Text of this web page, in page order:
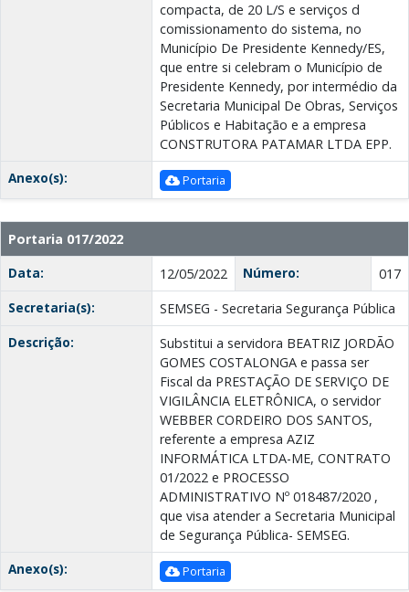
compacta, de 20 L/S e serviços d
comissionamento do sistema, no
Município De Presidente Kennedy/ES,
que entre si celebram o Município de
Presidente Kennedy, por intermédio da
Secretaria Municipal De Obras, Serviços
Públicos e Habitação e a empresa
CONSTRUTORA PATAMAR LTDA EPP.
Anexo(s):
Portaria
Portaria 017/2022
Data:
12/05/2022 Número:
017
Secretaria(s):
SEMSEG - Secretaria Segurança Pública
Descrição:
Substitui a servidora BEATRIZ JORDÃO
GOMES COSTALONGA e passa ser
Fiscal da PRESTAÇÃO DE SERVIÇO DE
VIGILÂNCIA ELETRÔNICA, o servidor
WEBBER CORDEIRO DOS SANTOS,
referente a empresa AZIZ
INFORMÁTICA LTDA-ME, CONTRATO
01/2022 e PROCESSO
ADMINISTRATIVO Nº 018487/2020 ,
que visa atender a Secretaria Municipal
de Segurança Pública- SEMSEG.
Anexo(s):
Portaria